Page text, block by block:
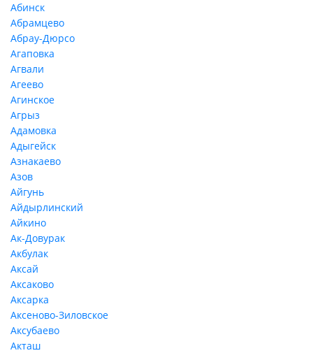
Абинск
Абрамцево
Абрау-Дюрсо
Агаповка
Агвали
Агеево
Агинское
Агрыз
Адамовка
Адыгейск
Азнакаево
Азов
Айгунь
Айдырлинский
Айкино
Ак-Довурак
Акбулак
Аксай
Аксаково
Аксарка
Аксеново-Зиловское
Аксубаево
Акташ